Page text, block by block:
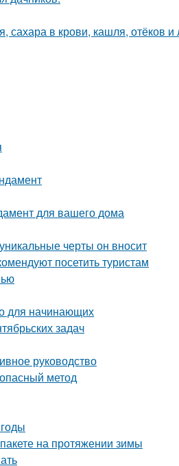
сахара в крови, кашля, отёков
для вашего дома
черты он вносит
посетить туристам
для начинающих
задач
руководство
метод
на протяжении зимы